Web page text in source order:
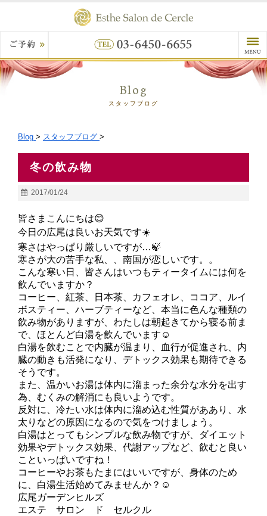
Blog
スタッフブログ
Blog > スタッフブログ >
冬の飲み物
2017/01/24
皆さまこんにちは😊
今日の広尾は良いお天気です☀️
寒さはやっぱり厳しいですが…🍃
寒さが大の苦手な私、、南国が恋しいです。。
こんな寒い日、皆さんはいつもティータイムには何を
飲んでいますか？
コーヒー、紅茶、日本茶、カフェオレ、ココア、ルイ
ボスティー、ハーブティーなど、本当に色んな種類の
飲み物がありますが、わたしは朝起きてから寝る前ま
で、ほとんど白湯を飲んでいます☺
白湯を飲むことで内臓が温まり、血行が促進され、内
臓の動きも活発になり、デトックス効果も期待できる
そうです。
また、温かいお湯は体内に溜まった余分な水分を出す
為、むくみの解消にも良いようです。
反対に、冷たい水は体内に溜め込む性質がああり、水
太りなどの原因になるので気をつけましょう。
白湯はとってもシンプルな飲み物ですが、ダイエット
効果やデトックス効果、代謝アップなど、飲むと良い
こといっぱいですね！
コーヒーやお茶もたまにはいいですが、身体のため
に、白湯生活始めてみませんか？☺
広尾ガーデンヒルズ
エステ サロン ド セルクル